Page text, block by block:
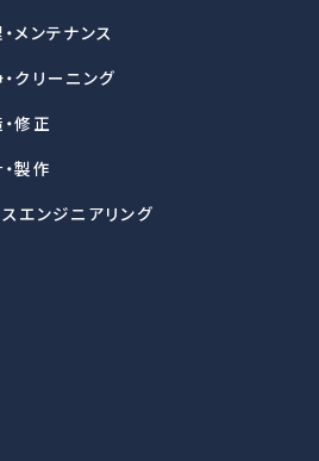
メンテナンス
クリーニング
修正
製作
エンジニアリング